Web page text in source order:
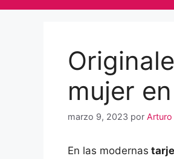
mujer
marzo 9, 2023 por Arturo
En las modernas